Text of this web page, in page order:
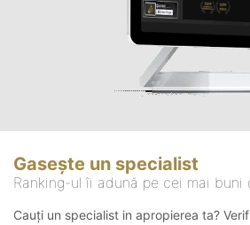
Gasește un specialist
Ranking-ul îi adună pe cei mai buni
Cauți un specialist in apropierea ta?